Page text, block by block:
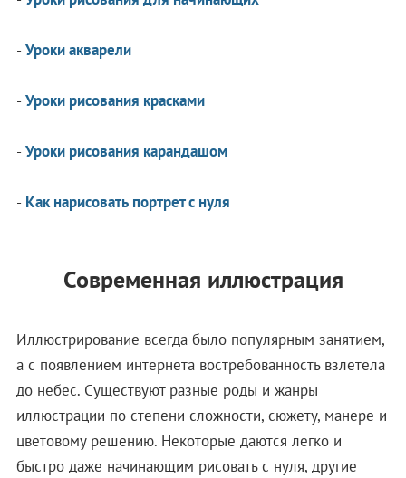
- Уроки акварели
- Уроки рисования красками
- Уроки рисования карандашом
- Как нарисовать портрет с нуля
Современная иллюстрация
Иллюстрирование всегда было популярным занятием,
а с появлением интернета востребованность взлетела
до небес. Существуют разные роды и жанры
иллюстрации по степени сложности, сюжету, манере и
цветовому решению. Некоторые даются легко и
быстро даже начинающим рисовать с нуля, другие